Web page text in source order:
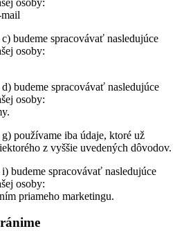
budeme spracovávať nasledujúce
osoby:
budeme spracovávať nasledujúce
osoby:
používame iba údaje, ktoré už
z vyššie uvedených dôvodov.
budeme spracovávať nasledujúce
osoby:
priameho marketingu.